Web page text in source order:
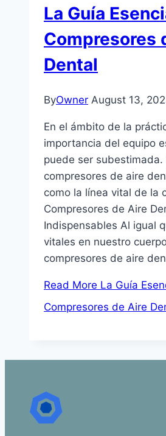
La Guía
Compresores
Dental
ByOwner August 13,
En el ámbito de la
importancia del equipo
puede ser subestimada.
compresores de aire
como la línea vital de la
Compresores de Aire
Indispensables Al igual
vitales en nuestro
compresores de aire
Read More La Guía
Compresores de Aire